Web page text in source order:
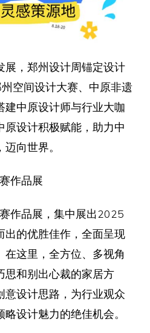
展，郑州设计周锚定设计
空间设计大赛、中原非遗
建中原设计师与行业大咖
原设计积极赋能，助力中
向世界。
作品展
作品展，集中展出2025
出的优胜佳作，全面呈现
在这里，全方位、多视角
思和别出心裁的家居方
意设计思路，为行业观众
设计魅力的绝佳机会。